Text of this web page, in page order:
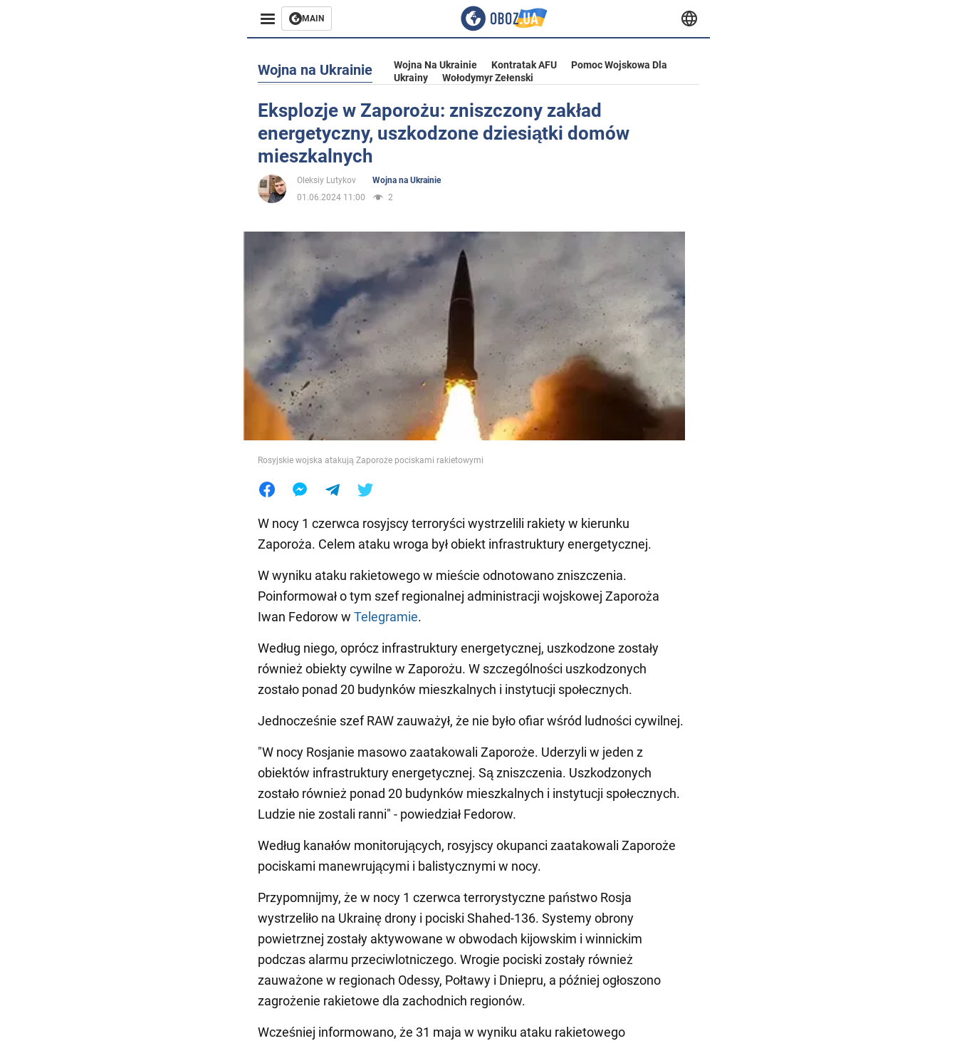
MAIN
Rozrywka
Życie
Polityka
Społeczeństwo
Wojna na Ukrainie
Świat
Jedzenie
Wojna na Ukrainie Wojna Na Ukrainie Kontratak AFU
Pomoc Wojskowa Dla
Ukrainy
Wołodymyr Zełenski
Eksplozje w Zaporożu: zniszczony zakład
energetyczny, uszkodzone dziesiątki domów
mieszkalnych
Oleksiy Lutykov
Wojna na Ukrainie
01.06.2024 11:00
2
Rosyjskie wojska atakują Zaporoże pociskami rakietowymi
W nocy 1 czerwca rosyjscy terroryści wystrzelili rakiety w kierunku
Zaporoża. Celem ataku wroga był obiekt infrastruktury energetycznej.
W wyniku ataku rakietowego w mieście odnotowano zniszczenia.
Poinformował o tym szef regionalnej administracji wojskowej Zaporoża
Iwan Fedorow w Telegramie.
Według niego, oprócz infrastruktury energetycznej, uszkodzone zostały
również obiekty cywilne w Zaporożu. W szczególności uszkodzonych
zostało ponad 20 budynków mieszkalnych i instytucji społecznych.
Jednocześnie szef RAW zauważył, że nie było ofiar wśród ludności cywilnej.
"W nocy Rosjanie masowo zaatakowali Zaporoże. Uderzyli w jeden z
obiektów infrastruktury energetycznej. Są zniszczenia. Uszkodzonych
zostało również ponad 20 budynków mieszkalnych i instytucji społecznych.
Ludzie nie zostali ranni" - powiedział Fedorow.
Według kanałów monitorujących, rosyjscy okupanci zaatakowali Zaporoże
pociskami manewrującymi i balistycznymi w nocy.
Przypomnijmy, że w nocy 1 czerwca terrorystyczne państwo Rosja
wystrzeliło na Ukrainę drony i pociski Shahed-136. Systemy obrony
powietrznej zostały aktywowane w obwodach kijowskim i winnickim
podczas alarmu przeciwlotniczego. Wrogie pociski zostały również
zauważone w regionach Odessy, Połtawy i Dniepru, a później ogłoszono
zagrożenie rakietowe dla zachodnich regionów.
Wcześniej informowano, że 31 maja w wyniku ataku rakietowego